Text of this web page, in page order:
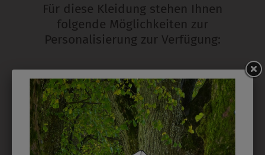
Für diese Kleidung stehen Ihnen
folgende Möglichkeiten zur
Personalisierung zur Verfügung:
STICK
Ab 1 Stück möglich in vielen Farben. 5mm ist
Mindesthöhe bei einem Schriftzug. Für Logos und
Namen optimal. Waschbar bis zu 95°C.